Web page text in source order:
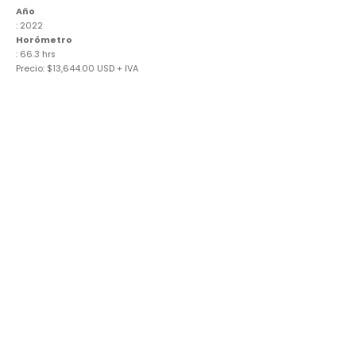
Año
: 2022
Horómetro
: 66.3 hrs
Precio: $13,644.00 USD + IVA